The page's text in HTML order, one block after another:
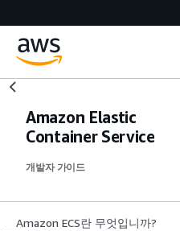
Amazon Elastic
Container Service
개발자 가이드
Amazon ECS란 무엇입니까?